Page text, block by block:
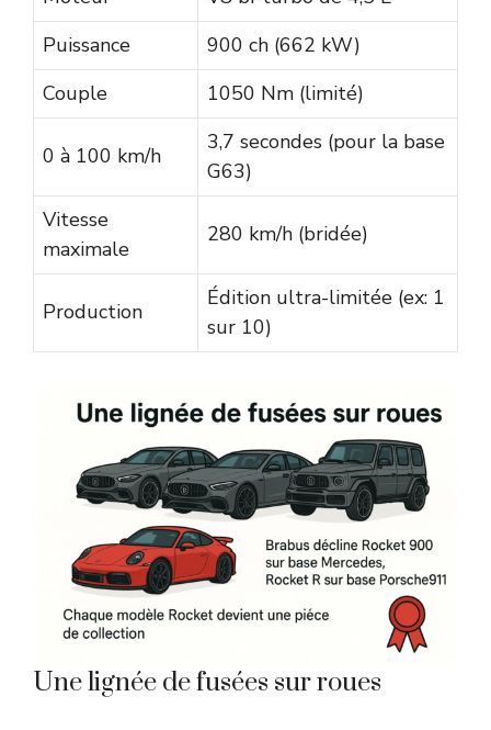
Puissance
900 ch (662 kW)
Couple
1050 Nm (limité)
0 à 100 km/h
3,7 secondes (pour la base
G63)
Vitesse
maximale
280 km/h (bridée)
Production
Édition ultra-limitée (ex: 1
sur 10)
Une lignée de fusées sur roues